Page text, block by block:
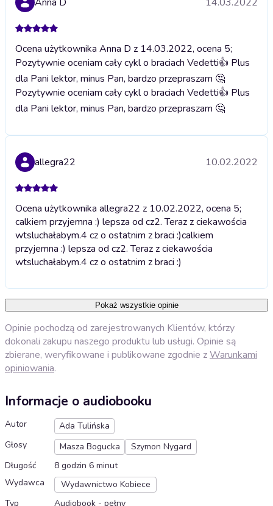
Ocena użytkownika Anna D z 14.03.2022, ocena 5;
Pozytywnie oceniam cały cykl o braciach Vedetti👍 Plus
dla Pani lektor, minus Pan, bardzo przepraszam 🤔
Pozytywnie oceniam cały cykl o braciach Vedetti👍 Plus
dla Pani lektor, minus Pan, bardzo przepraszam 🤔
allegra22 10.02.2022
Ocena użytkownika allegra22 z 10.02.2022, ocena 5;
calkiem przyjemna :) lepsza od cz2. Teraz z ciekawościa
wtsluchałabym.4 cz o ostatnim z braci :)calkiem
przyjemna :) lepsza od cz2. Teraz z ciekawościa
wtsluchałabym.4 cz o ostatnim z braci :)
Pokaż wszystkie opinie
Opinie pochodzą od zarejestrowanych Klientów, którzy
dokonali zakupu naszego produktu lub usługi. Opinie są
zbierane, weryfikowane i publikowane zgodnie zWarunkami
opiniowania.
Informacje o audiobooku
Autor
Ada Tulińska
Głosy
Masza Bogucka
Szymon Nygard
Długość
8 godzin 6 minut
Wydawca
Wydawnictwo Kobiece
Typ
Audiobook - pełny